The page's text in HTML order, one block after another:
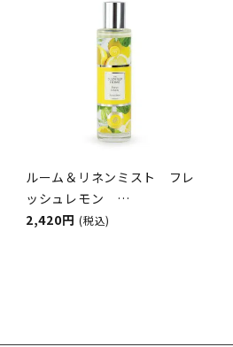
ルーム＆リネンミスト フレ
ッシュレモン
ASHLEIGH&BURWOOD（ア
2,420円 (税込)